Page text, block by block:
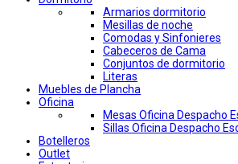
Armarios dormitorio
Mesillas de noche
Comodas y Sinfonieres
Cabeceros de Cama
Conjuntos de dormitorio
Literas
Muebles de Plancha
Oficina
Mesas Oficina Despacho
Sillas Oficina Despacho
Botelleros
Outlet